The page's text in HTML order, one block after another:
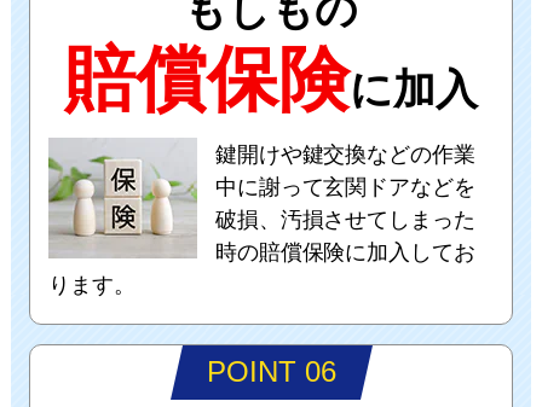
もしもの
賠償保険に加入
鍵開けや鍵交換などの作業
中に謝って玄関ドアなどを
破損、汚損させてしまった
時の賠償保険に加入してお
ります。
POINT 06